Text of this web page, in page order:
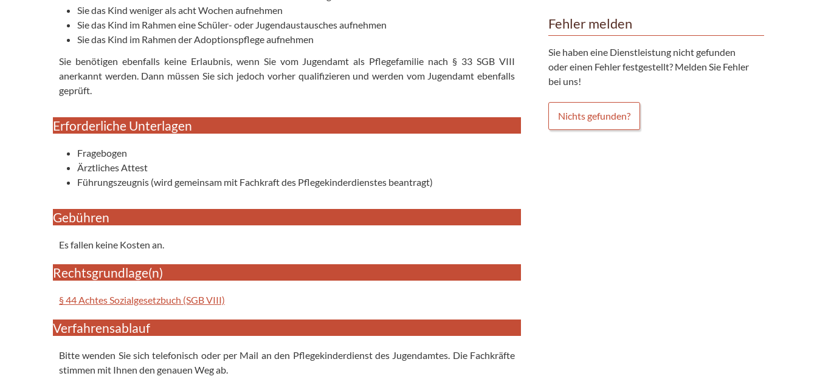
Sie das Kind weniger als acht Wochen aufnehmen
Sie das Kind im Rahmen eine Schüler- oder Jugendaustausches aufnehmen
Sie das Kind im Rahmen der Adoptionspflege aufnehmen
Sie benötigen ebenfalls keine Erlaubnis, wenn Sie vom Jugendamt als Pflegefamilie nach § 33 SGB VIII
anerkannt werden. Dann müssen Sie sich jedoch vorher qualifizieren und werden vom Jugendamt ebenfalls
geprüft.
Erforderliche Unterlagen
Fragebogen
Ärztliches Attest
Führungszeugnis (wird gemeinsam mit Fachkraft des Pflegekinderdienstes beantragt)
Gebühren
Es fallen keine Kosten an.
Rechtsgrundlage(n)
§ 44 Achtes Sozialgesetzbuch (SGB VIII)
Verfahrensablauf
Bitte wenden Sie sich telefonisch oder per Mail an den Pflegekinderdienst des Jugendamtes. Die Fachkräfte
stimmen mit Ihnen den genauen Weg ab.
Fehler melden
Sie haben eine Dienstleistung nicht gefunden
oder einen Fehler festgestellt? Melden Sie Fehler
bei uns!
Nichts gefunden?